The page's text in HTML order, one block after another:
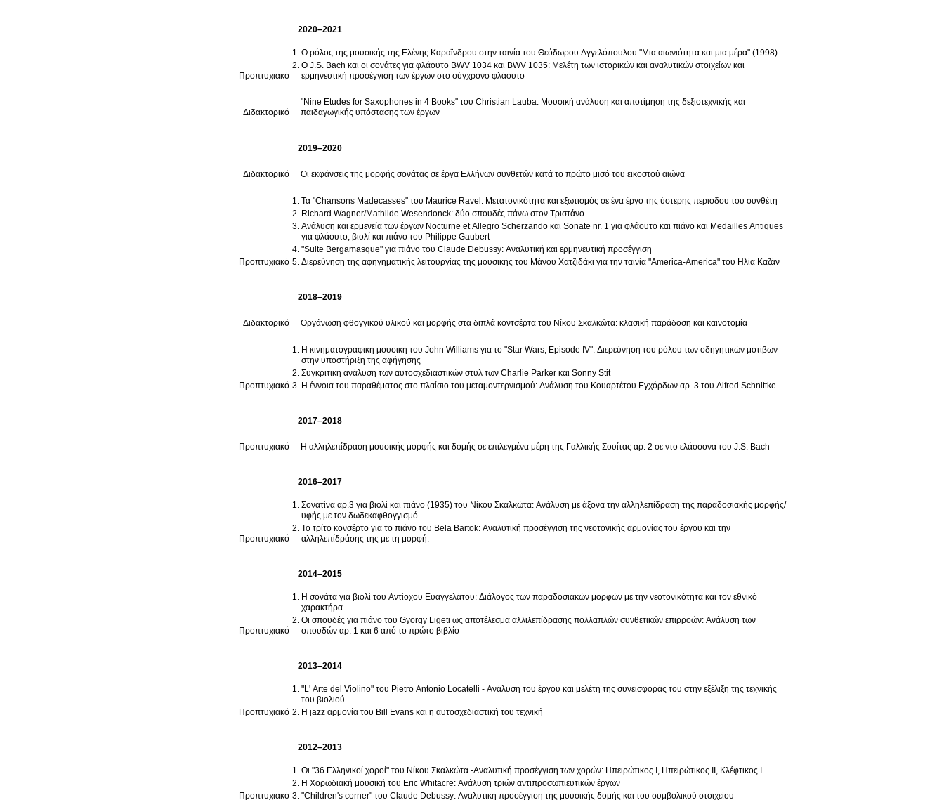
2020–2021
Προπτυχιακό
Ο ρόλος της μουσικής της Ελένης Καραϊνδρου στην ταινία του Θεόδωρου Αγγελόπουλου "Μια αιωνιότητα και μια μέρα" (1998)
O J.S. Bach και οι σονάτες για φλάουτο BWV 1034 και BWV 1035: Μελέτη των ιστορικών και αναλυτικών στοιχείων και
ερμηνευτική προσέγγιση των έργων στο σύγχρονο φλάουτο
Διδακτορικό
"Nine Etudes for Saxophones in 4 Books" του Christian Lauba: Μουσική ανάλυση και αποτίμηση της δεξιοτεχνικής και
παιδαγωγικής υπόστασης των έργων
2019–2020
Διδακτορικό Οι εκφάνσεις της μορφής σονάτας σε έργα Ελλήνων συνθετών κατά το πρώτο μισό του εικοστού αιώνα
Προπτυχιακό
Τα "Chansons Madecasses" του Maurice Ravel: Μετατονικότητα και εξωτισμός σε ένα έργο της ύστερης περιόδου του συνθέτη
Richard Wagner/Mathilde Wesendonck: δύο σπουδές πάνω στον Τριστάνο
Ανάλυση και ερμενεία των έργων Nocturne et Allegro Scherzando και Sonate nr. 1 για φλάουτο και πιάνο και Medailles Antiques
για φλάουτο, βιολί και πιάνο του Philippe Gaubert
"Suite Bergamasque" για πιάνο του Claude Debussy: Αναλυτική και ερμηνευτική προσέγγιση
Διερεύνηση της αφηγηματικής λειτουργίας της μουσικής του Μάνου Χατζιδάκι για την ταινία "America-America" του Ηλία Καζάν
2018–2019
Διδακτορικό Οργάνωση φθογγικού υλικού και μορφής στα διπλά κοντσέρτα του Νίκου Σκαλκώτα: κλασική παράδοση και καινοτομία
Προπτυχιακό
Η κινηματογραφική μουσική του John Williams για το "Star Wars, Episode IV": Διερεύνηση του ρόλου των οδηγητικών μοτίβων
στην υποστήριξη της αφήγησης
Συγκριτική ανάλυση των αυτοσχεδιαστικών στυλ των Charlie Parker και Sonny Stit
Η έννοια του παραθέματος στο πλαίσιο του μεταμοντερνισμού: Ανάλυση του Κουαρτέτου Εγχόρδων αρ. 3 του Alfred Schnittke
2017–2018
Προπτυχιακό Η αλληλεπίδραση μουσικής μορφής και δομής σε επιλεγμένα μέρη της Γαλλικής Σουίτας αρ. 2 σε ντο ελάσσονα του J.S. Bach
2016–2017
Προπτυχιακό
Σονατίνα αρ.3 για βιολί και πιάνο (1935) του Νίκου Σκαλκώτα: Ανάλυση με άξονα την αλληλεπίδραση της παραδοσιακής μορφής/
υφής με τον δωδεκαφθογγισμό.
Το τρίτο κονσέρτο για το πιάνο του Bela Bartok: Αναλυτική προσέγγιση της νεοτονικής αρμονίας του έργου και την
αλληλεπίδράσης της με τη μορφή.
2014–2015
Προπτυχιακό
Η σονάτα για βιολί του Αντίοχου Ευαγγελάτου: Διάλογος των παραδοσιακών μορφών με την νεοτονικότητα και τον εθνικό
χαρακτήρα
Οι σπουδές για πιάνο του Gyorgy Ligeti ως αποτέλεσμα αλλιλεπίδρασης πολλαπλών συνθετικών επιρροών: Ανάλυση των
σπουδών αρ. 1 και 6 από το πρώτο βιβλίο
2013–2014
Προπτυχιακό
"L' Arte del Violino" του Pietro Antonio Locatelli - Ανάλυση του έργου και μελέτη της συνεισφοράς του στην εξέλιξη της τεχνικής
του βιολιού
Η jazz αρμονία του Bill Evans και η αυτοσχεδιαστική του τεχνική
2012–2013
Προπτυχιακό
Οι "36 Ελληνικοί χοροί" του Νίκου Σκαλκώτα -Αναλυτική προσέγγιση των χορών: Ηπειρώτικος Ι, Ηπειρώτικος ΙΙ, Κλέφτικος Ι
H Χορωδιακή μουσική του Eric Whitacre: Ανάλυση τριών αντιπροσωπιευτικών έργων
"Children's corner" του Claude Debussy: Αναλυτική προσέγγιση της μουσικής δομής και του συμβολικού στοιχείου